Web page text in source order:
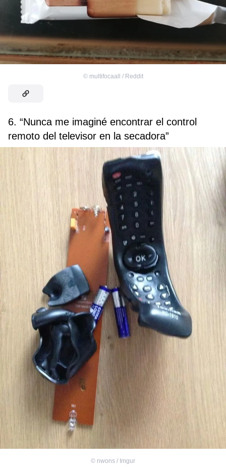
© multifocaall / Reddit
6. “Nunca me imaginé encontrar el control
remoto del televisor en la secadora”
© nwons / Imgur